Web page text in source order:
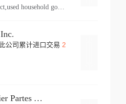
personal effect,used household goods
公司累计进口交易 2
Dpm Draexlmaier Partes Automotrices Corr Ind Huejotzingo